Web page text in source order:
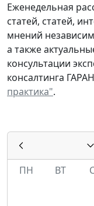
Еженедельная
статей, статей,
мнений
а также
консультации
консалтинга
практика".
ПН
ВТ